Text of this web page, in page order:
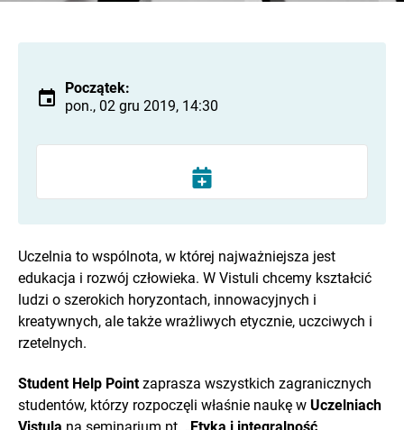
Początek:
pon., 02 gru 2019, 14:30
Uczelnia to wspólnota, w której najważniejsza jest
edukacja i rozwój człowieka. W Vistuli chcemy kształcić
ludzi o szerokich horyzontach, innowacyjnych i
kreatywnych, ale także wrażliwych etycznie, uczciwych i
rzetelnych.
Student Help Pointzaprasza wszystkich zagranicznych
studentów, którzy rozpoczęli właśnie naukę w Uczelniach